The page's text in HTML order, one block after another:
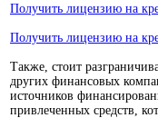
Получить лицензию на
Получить лицензию на
Также, стоит
других финансовых
источников
привлеченных средств,